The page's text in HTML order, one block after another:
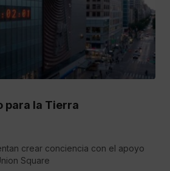
para la Tierra
crear conciencia con el apoyo
Square